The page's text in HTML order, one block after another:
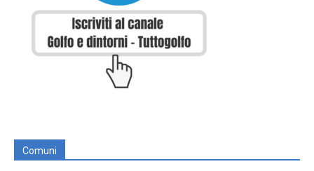
Comuni